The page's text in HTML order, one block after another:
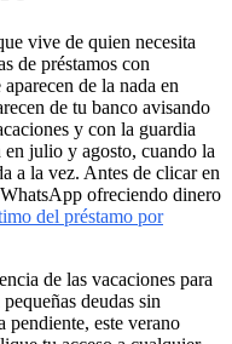
vive de quien necesita
de préstamos con
de la nada en
de tu banco avisando
y con la guardia
julio y agosto, cuando la
a la vez. Antes de clicar en
ofreciendo dinero
del préstamo por
de las vacaciones para
deudas sin
pendiente, este verano